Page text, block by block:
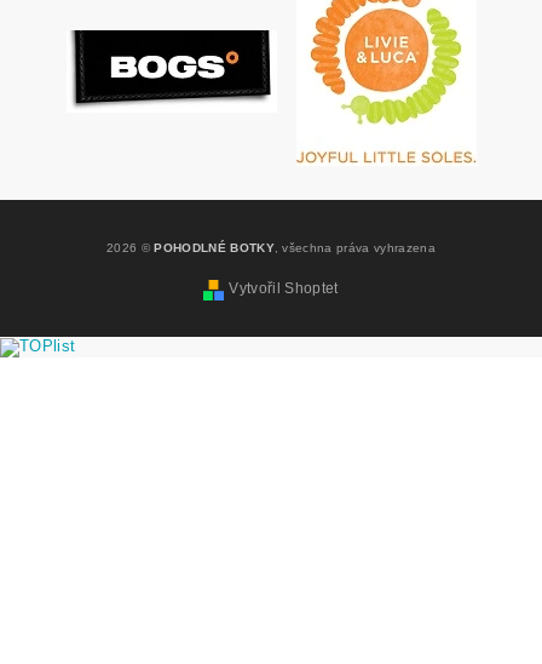
2026 ©POHODLNÉ BOTKY, všechna práva vyhrazena
Vytvořil Shoptet